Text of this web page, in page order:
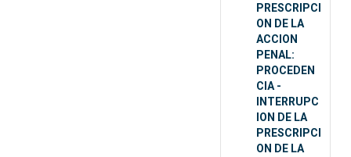
PRESCRIPCI
ON DE LA
ACCION
PENAL:
PROCEDEN
CIA -
INTERRUPC
ION DE LA
PRESCRIPCI
ON DE LA